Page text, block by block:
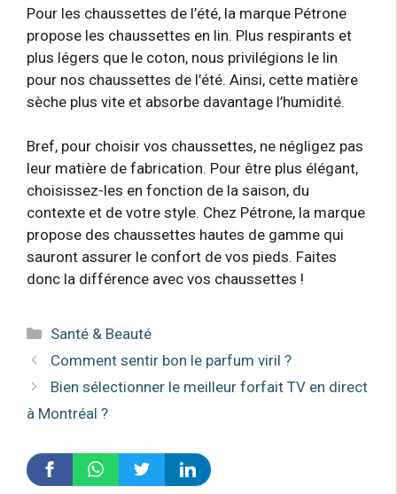
Pour les chaussettes de l’été, la marque Pétrone
propose les chaussettes en lin. Plus respirants et
plus légers que le coton, nous privilégions le lin
pour nos chaussettes de l’été. Ainsi, cette matière
sèche plus vite et absorbe davantage l’humidité.
Bref, pour choisir vos chaussettes, ne négligez pas
leur matière de fabrication. Pour être plus élégant,
choisissez-les en fonction de la saison, du
contexte et de votre style. Chez Pétrone, la marque
propose des chaussettes hautes de gamme qui
sauront assurer le confort de vos pieds. Faites
donc la différence avec vos chaussettes !
Catégories
Santé & Beauté
Comment sentir bon le parfum viril ?
Bien sélectionner le meilleur forfait TV en direct
à Montréal ?